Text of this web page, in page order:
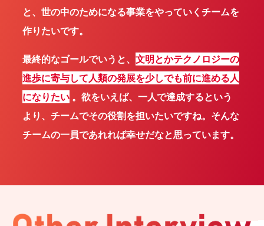
と、世の中のためになる事業をやっていくチームを
作りたいです。
最終的なゴールでいうと、文明とかテクノロジーの
進歩に寄与して人類の発展を少しでも前に進める人
になりたい 。欲をいえば、一人で達成するという
より、チームでその役割を担いたいですね。そんな
チームの一員であれれば幸せだなと思っています。